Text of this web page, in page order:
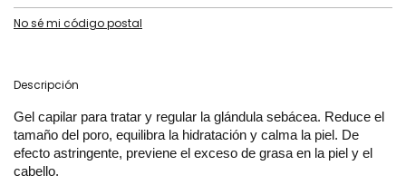
No sé mi código postal
Descripción
Gel capilar para tratar y regular la glándula sebácea. Reduce el
tamaño del poro, equilibra la hidratación y calma la piel. De
efecto astringente, previene el exceso de grasa en la piel y el
cabello.